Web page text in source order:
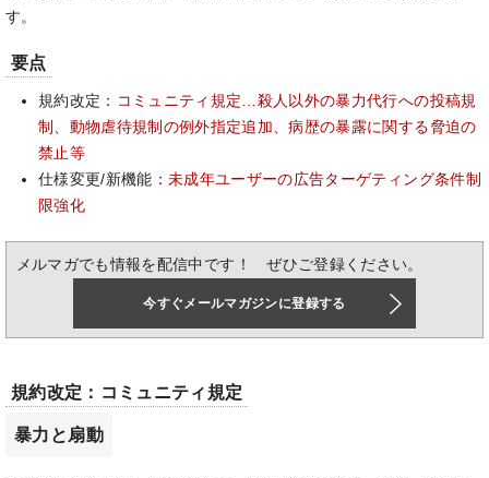
す。
要点
規約改定： コミュニティ規定…殺人以外の暴力代行への投稿規
制、動物虐待規制の例外指定追加、病歴の暴露に関する脅迫の
禁止等
仕様変更/新機能：未成年ユーザーの広告ターゲティング条件制
限強化
メルマガでも情報を配信中です！ ぜひご登録ください。
今すぐメールマガジンに登録する
規約改定：コミュニティ規定
暴力と扇動